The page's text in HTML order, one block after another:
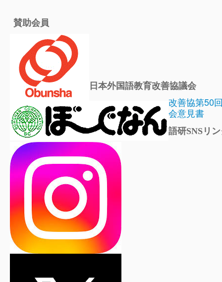
賛助会員
日本外国語教育改善協議会
改善協第50
会意見書
語研SNSリ